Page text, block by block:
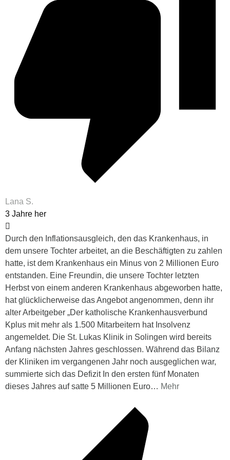
Lana S.
3 Jahre her
Durch den Inflationsausgleich, den das Krankenhaus, in
dem unsere Tochter arbeitet, an die Beschäftigten zu zahlen
hatte, ist dem Krankenhaus ein Minus von 2 Millionen Euro
entstanden. Eine Freundin, die unsere Tochter letzten
Herbst von einem anderen Krankenhaus abgeworben hatte,
hat glücklicherweise das Angebot angenommen, denn ihr
alter Arbeitgeber „Der katholische Krankenhausverbund
Kplus mit mehr als 1.500 Mitarbeitern hat Insolvenz
angemeldet. Die St. Lukas Klinik in Solingen wird bereits
Anfang nächsten Jahres geschlossen. Während das Bilanz
der Kliniken im vergangenen Jahr noch ausgeglichen war,
summierte sich das Defizit In den ersten fünf Monaten
dieses Jahres auf satte 5 Millionen Euro… Mehr